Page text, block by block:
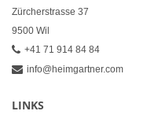
Zürcherstrasse 37
9500 Wil
+41 71 914 84 84
info@heimgartner.com
LINKS